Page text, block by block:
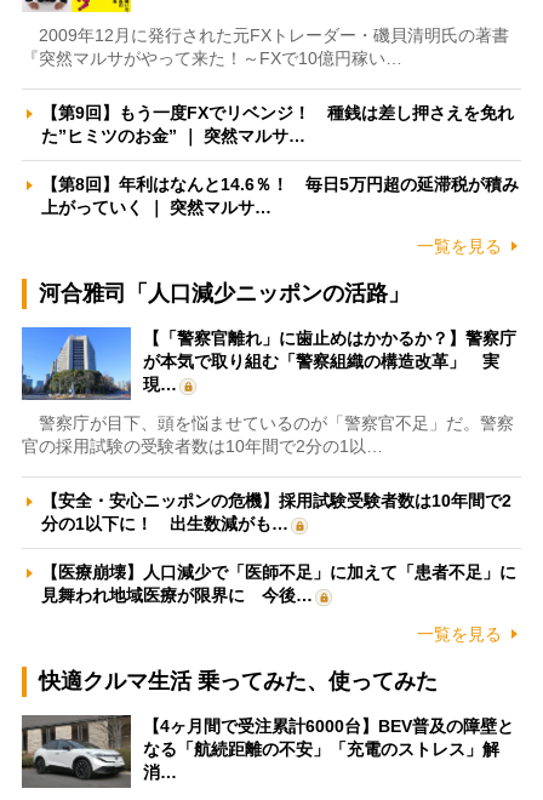
2009年12月に発行された元FXトレーダー・磯貝清明氏の著書
『突然マルサがやって来た！～FXで10億円稼い…
【第9回】もう一度FXでリベンジ！ 種銭は差し押さえを免れ
た”ヒミツのお金” ｜ 突然マルサ…
【第8回】年利はなんと14.6％！ 毎日5万円超の延滞税が積み
上がっていく ｜ 突然マルサ…
一覧を見る
河合雅司「人口減少ニッポンの活路」
【「警察官離れ」に歯止めはかかるか？】警察庁
が本気で取り組む「警察組織の構造改革」 実
現…
警察庁が目下、頭を悩ませているのが「警察官不足」だ。警察
官の採用試験の受験者数は10年間で2分の1以…
【安全・安心ニッポンの危機】採用試験受験者数は10年間で2
分の1以下に！ 出生数減がも…
【医療崩壊】人口減少で「医師不足」に加えて「患者不足」に
見舞われ地域医療が限界に 今後…
一覧を見る
快適クルマ生活 乗ってみた、使ってみた
【4ヶ月間で受注累計6000台】BEV普及の障壁と
なる「航続距離の不安」「充電のストレス」解
消…